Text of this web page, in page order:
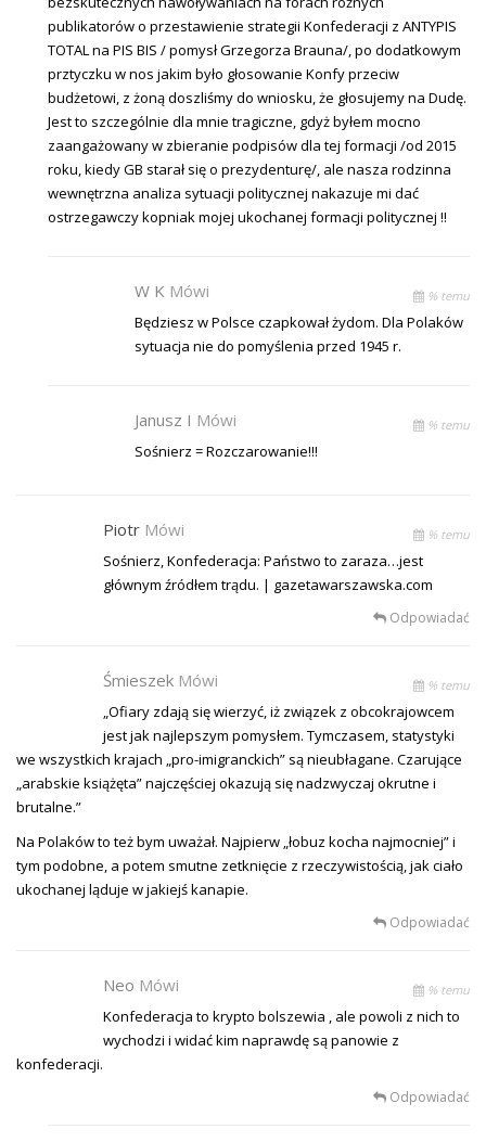
publikatorów o przestawienie strategii Konfederacji z ANTYPIS
TOTAL na PIS BIS / pomysł Grzegorza Brauna/, po dodatkowym
prztyczku w nos jakim było głosowanie Konfy przeciw
budżetowi, z żoną doszliśmy do wniosku, że głosujemy na Dudę.
Jest to szczególnie dla mnie tragiczne, gdyż byłem mocno
zaangażowany w zbieranie podpisów dla tej formacji /od 2015
roku, kiedy GB starał się o prezydenturę/, ale nasza rodzinna
wewnętrzna analiza sytuacji politycznej nakazuje mi dać
ostrzegawczy kopniak mojej ukochanej formacji politycznej !!
W K Mówi % temu
Będziesz w Polsce czapkował żydom. Dla Polaków
sytuacja nie do pomyślenia przed 1945 r.
Janusz I Mówi % temu
Sośnierz = Rozczarowanie!!!
Piotr Mówi % temu
Sośnierz, Konfederacja: Państwo to zaraza…jest
głównym źródłem trądu. | gazetawarszawska.com
Odpowiadać
Śmieszek Mówi % temu
„Ofiary zdają się wierzyć, iż związek z obcokrajowcem
jest jak najlepszym pomysłem. Tymczasem, statystyki
we wszystkich krajach „pro-imigranckich” są nieubłagane. Czarujące
„arabskie książęta” najczęściej okazują się nadzwyczaj okrutne i
brutalne.”
Na Polaków to też bym uważał. Najpierw „łobuz kocha najmocniej” i
tym podobne, a potem smutne zetknięcie z rzeczywistością, jak ciało
ukochanej ląduje w jakiejś kanapie.
Odpowiadać
Neo Mówi % temu
Konfederacja to krypto bolszewia , ale powoli z nich to
wychodzi i widać kim naprawdę są panowie z
konfederacji.
Odpowiadać